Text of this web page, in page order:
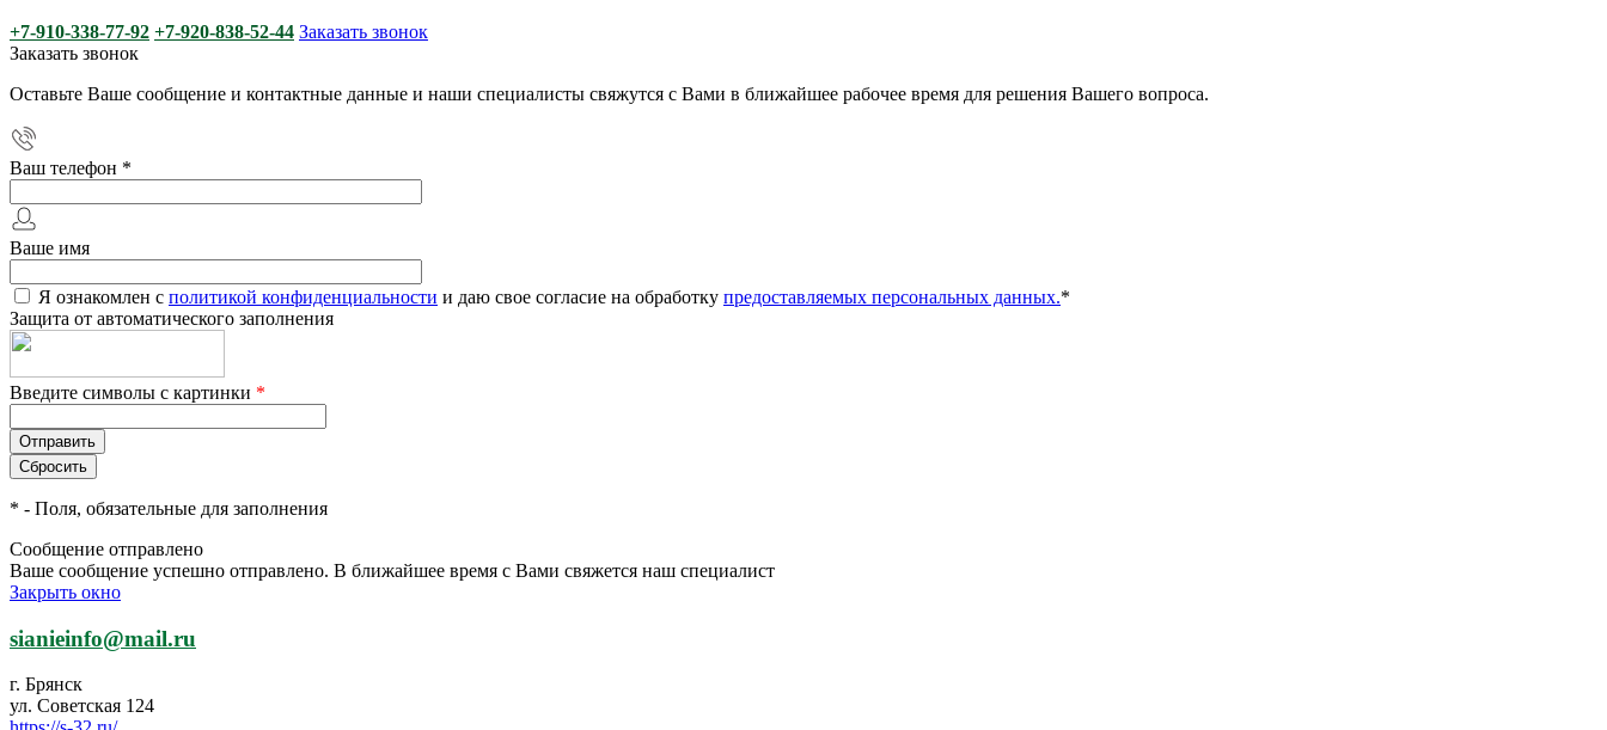
+7-910-338-77-92 +7-920-838-52-44 Заказать звонок
Заказать звонок
Оставьте Ваше сообщение и контактные данные и наши специалисты свяжутся с Вами в ближайшее рабочее время для решения Вашего вопроса.
Ваш телефон *
Ваше имя
Я ознакомлен с политикой конфиденциальности и даю свое согласие на обработку предоставляемых персональных данных.*
Защита от автоматического заполнения
Введите символы с картинки *
* - Поля, обязательные для заполнения
Сообщение отправлено
Ваше сообщение успешно отправлено. В ближайшее время с Вами свяжется наш специалист
Закрыть окно
sianieinfo@mail.ru
г. Брянск
ул. Советская 124